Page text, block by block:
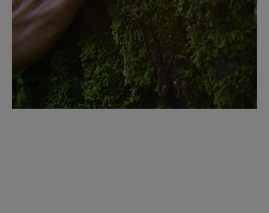
Læs mere om stressbehandling